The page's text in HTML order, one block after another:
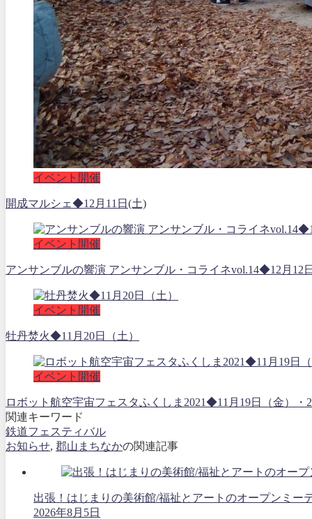
イベント開催
開成マルシェ◆12月11日(土)
イベント開催
アンサンブルの響演 アンサンブル・コライネvol.14◆12月12
イベント開催
牡丹焚火◆11月20日（土）
イベント開催
ロボット航空宇宙フェスタふくしま2021◆11月19日（金
関連キーワード
鉄道フェスティバル
お知らせ, 郡山まちなかの関連記事
出張！はじまりの美術館/福祉とアートのオープンミー
2026年8月5日